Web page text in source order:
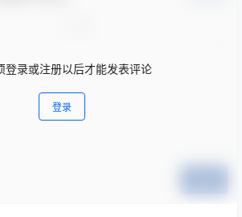
登录或注册以后才能发表评论
登录